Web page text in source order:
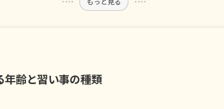
年齢と習い事の種類